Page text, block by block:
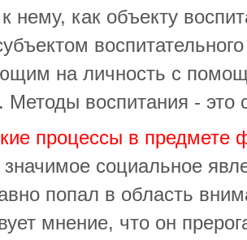
нему, как объекту
на личность с
Методы воспитания - это
процессы в предмете
значимое социальное
попал в область
мнение, что он